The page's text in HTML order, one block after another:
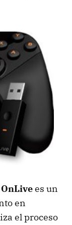
OnLivees un
en
el proceso